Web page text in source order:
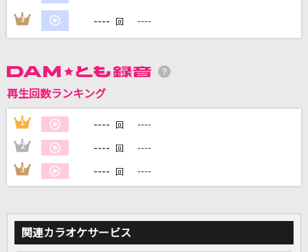
DAMの新曲・ランキングなど
カラオケ最新情報をチェック！
カラオケをもっと楽しもう！
家族や友達と一緒に！練習にも！
3 ---- 回 ----
再生回数ランキング
1 ---- 回 ----
2 ---- 回 ----
3 ---- 回 ----
関連カラオケサービス